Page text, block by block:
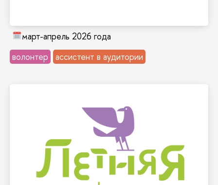
март-апрель 2026 года
волонтер
ассистент в аудитории
проектного ассистента можешь помочь
школьникам узнать новое, сделать вместе
с ними проекты, рассказать им о своей
любимой Вышке.
Узнать больше и принять участие →